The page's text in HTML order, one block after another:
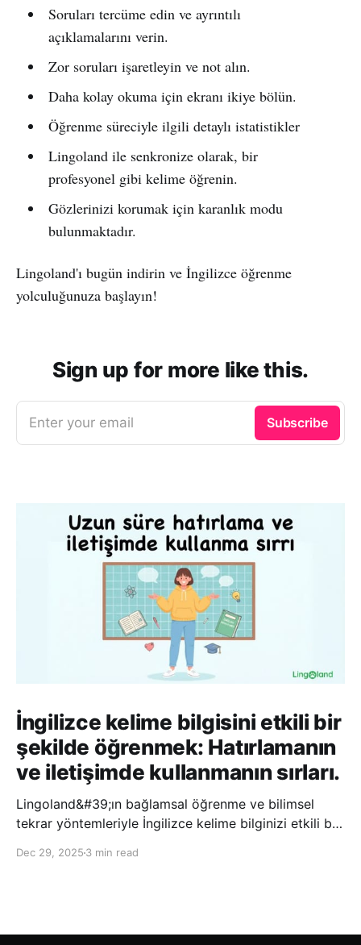
Soruları tercüme edin ve ayrıntılı
açıklamalarını verin.
Zor soruları işaretleyin ve not alın.
Daha kolay okuma için ekranı ikiye bölün.
Öğrenme süreciyle ilgili detaylı istatistikler
Lingoland ile senkronize olarak, bir
profesyonel gibi kelime öğrenin.
Gözlerinizi korumak için karanlık modu
bulunmaktadır.
Lingoland'ı bugün indirin ve İngilizce öğrenme
yolculuğunuza başlayın!
Sign up for more like this.
Enter your email Subscribe
İngilizce kelime bilgisini etkili bir
şekilde öğrenmek: Hatırlamanın
ve iletişimde kullanmanın sırları.
Lingoland&#39;ın bağlamsal öğrenme ve bilimsel
tekrar yöntemleriyle İngilizce kelime bilginizi etkili bir
hatırlayabilir ve daha doğal bir şekilde iletişim
Dec 29, 2025 3 min read